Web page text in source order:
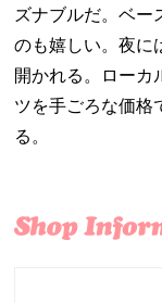
ズナブルだ。ベー
のも嬉しい。夜に
開かれる。ローカ
ツを手ごろな価格
る。